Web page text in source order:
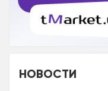
НОВОСТИ